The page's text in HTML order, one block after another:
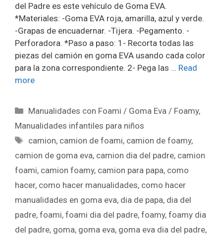
del Padre es este vehículo de Goma EVA.
*Materiales: -Goma EVA roja, amarilla, azul y verde.
-Grapas de encuadernar. -Tijera. -Pegamento. -
Perforadora. *Paso a paso: 1- Recorta todas las
piezas del camión en goma EVA usando cada color
para la zona correspondiente. 2- Pega las … Read
more
Manualidades con Foami / Goma Eva / Foamy,
Manualidades infantiles para niños
camion, camion de foami, camion de foamy,
camion de goma eva, camion dia del padre, camion
foami, camion foamy, camion para papa, como
hacer, como hacer manualidades, como hacer
manualidades en goma eva, dia de papa, dia del
padre, foami, foami dia del padre, foamy, foamy dia
del padre, goma, goma eva, goma eva dia del padre,